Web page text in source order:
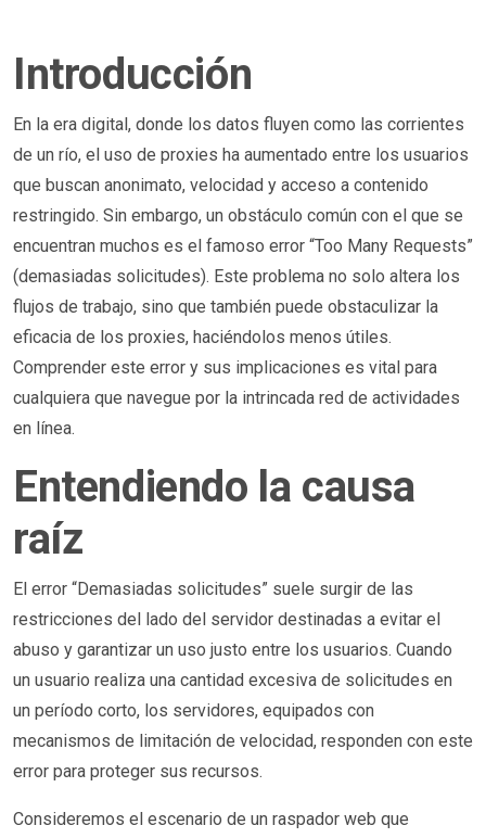
Introducción
En la era digital, donde los datos fluyen como las corrientes
de un río, el uso de proxies ha aumentado entre los usuarios
que buscan anonimato, velocidad y acceso a contenido
restringido. Sin embargo, un obstáculo común con el que se
encuentran muchos es el famoso error “Too Many Requests”
(demasiadas solicitudes). Este problema no solo altera los
flujos de trabajo, sino que también puede obstaculizar la
eficacia de los proxies, haciéndolos menos útiles.
Comprender este error y sus implicaciones es vital para
cualquiera que navegue por la intrincada red de actividades
en línea.
Entendiendo la causa
raíz
El error “Demasiadas solicitudes” suele surgir de las
restricciones del lado del servidor destinadas a evitar el
abuso y garantizar un uso justo entre los usuarios. Cuando
un usuario realiza una cantidad excesiva de solicitudes en
un período corto, los servidores, equipados con
mecanismos de limitación de velocidad, responden con este
error para proteger sus recursos.
Consideremos el escenario de un raspador web que